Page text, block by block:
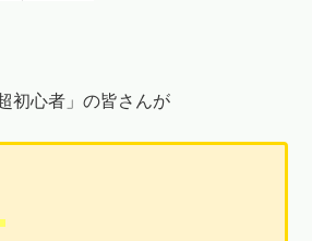
初心者」の皆さんが